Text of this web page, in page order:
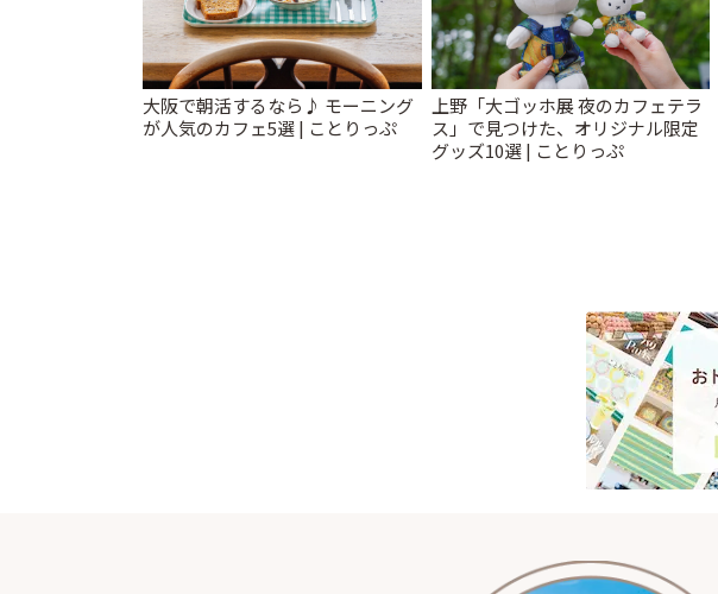
大阪で朝活するなら♪ モーニング
が人気のカフェ5選 | ことりっぷ
上野「大ゴッホ展 夜のカフェテラ
ス」で見つけた、オリジナル限定
グッズ10選 | ことりっぷ